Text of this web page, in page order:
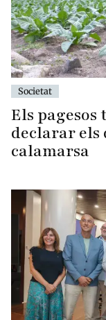
Societat
Els
declarar els
calamarsa